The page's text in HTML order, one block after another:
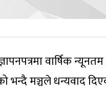
वार्षिक
भन्दै मञ्चले धन्यवाद